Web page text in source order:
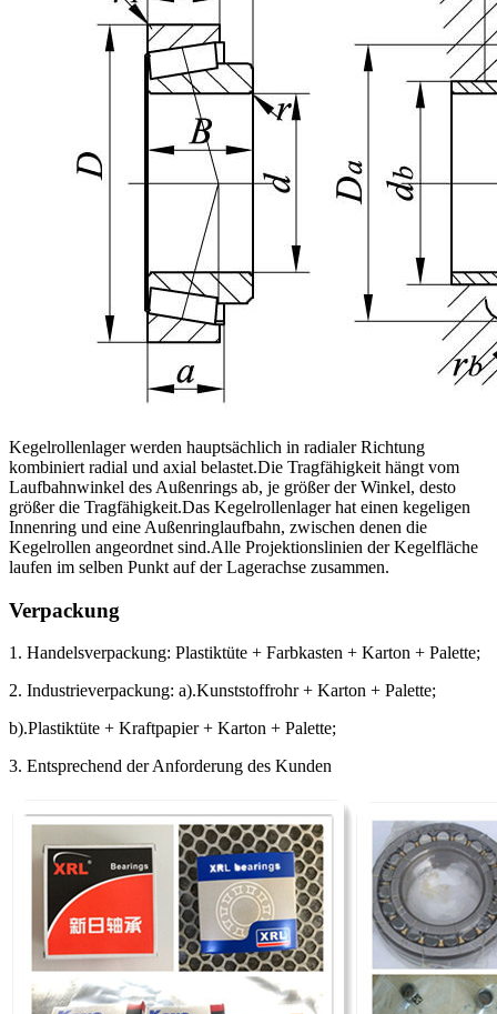
Kegelrollenlager werden hauptsächlich in radialer Richtung
kombiniert radial und axial belastet.Die Tragfähigkeit hängt vom
Laufbahnwinkel des Außenrings ab, je größer der Winkel, desto
größer die Tragfähigkeit.Das Kegelrollenlager hat einen kegeligen
Innenring und eine Außenringlaufbahn, zwischen denen die
Kegelrollen angeordnet sind.Alle Projektionslinien der Kegelfläche
laufen im selben Punkt auf der Lagerachse zusammen.
Verpackung
1. Handelsverpackung: Plastiktüte + Farbkasten + Karton + Palette;
2. Industrieverpackung: a).Kunststoffrohr + Karton + Palette;
b).Plastiktüte + Kraftpapier + Karton + Palette;
3. Entsprechend der Anforderung des Kunden